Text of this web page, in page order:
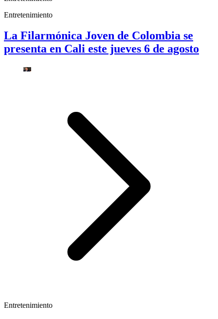
Entretenimiento
La Filarmónica Joven de Colombia se
presenta en Cali este jueves 6 de agosto
Entretenimiento